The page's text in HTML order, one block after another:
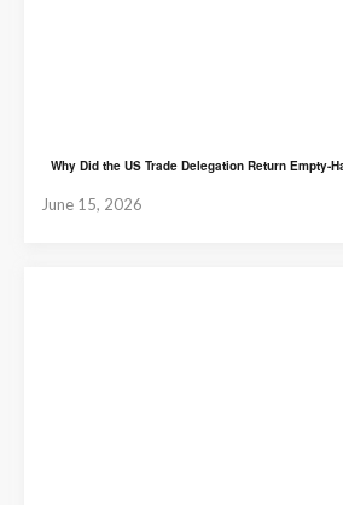
Why Did the US Trade Delegation Return Empty-
June 15, 2026